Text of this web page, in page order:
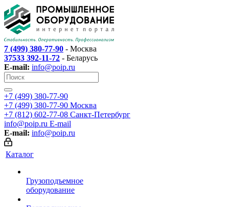
7 (499) 380-77-90 - Москва
37533 392-11-72 - Беларусь
E-mail: info@poip.ru
+7 (499) 380-77-90
+7 (499) 380-77-90 Москва
+7 (812) 602-77-08 Санкт-Петербург
info@poip.ru E-mail
E-mail: info@poip.ru
Каталог
Грузоподъемное
оборудование